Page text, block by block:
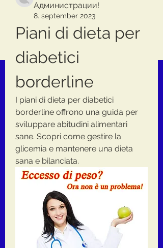
Администрации!
8. september 2023
Piani di dieta per
diabetici
borderline
I piani di dieta per diabetici
borderline offrono una guida per
sviluppare abitudini alimentari
sane. Scopri come gestire la
glicemia e mantenere una dieta
sana e bilanciata.